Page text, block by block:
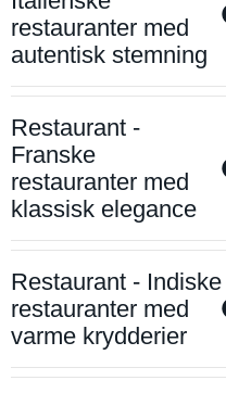
restauranter med
autentisk stemning
Restaurant -
Franske
restauranter med
klassisk elegance
Restaurant - Indiske
restauranter med
varme krydderier